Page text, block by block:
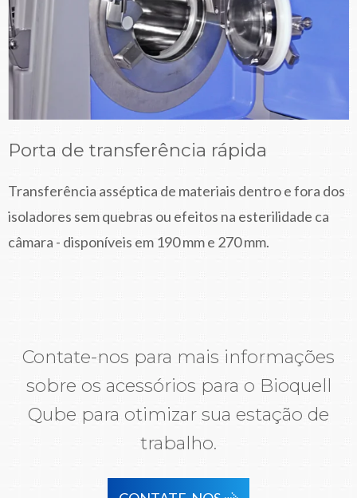
Porta de transferência rápida
Transferência asséptica de materiais dentro e fora dos
isoladores sem quebras ou efeitos na esterilidade ca
câmara - disponíveis em 190 mm e 270 mm.
Contate-nos para mais informações
sobre os acessórios para o Bioquell
Qube para otimizar sua estação de
trabalho.